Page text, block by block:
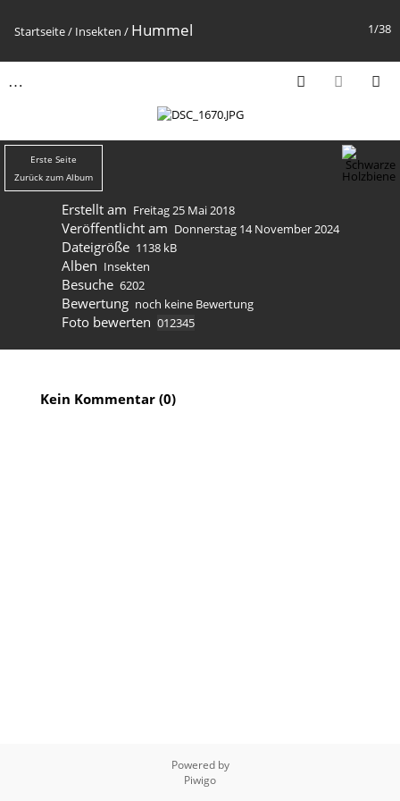
1/38
Startseite/ Insekten / Hummel
Erste Seite
Zurück zum Album
Erstellt am Freitag 25 Mai 2018
Veröffentlicht am Donnerstag 14 November 2024
Dateigröße 1138 kB
Alben Insekten
Besuche 6202
Bewertung noch keine Bewertung
Foto bewerten
Kein Kommentar (0)
Powered by
Piwigo